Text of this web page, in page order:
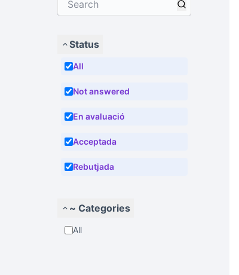
Status
All
Not answered
En avaluació
Acceptada
Rebutjada
~ Categories
All